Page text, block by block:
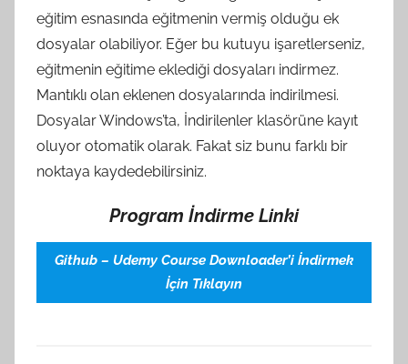
eğitim esnasında eğitmenin vermiş olduğu ek
dosyalar olabiliyor. Eğer bu kutuyu işaretlerseniz,
eğitmenin eğitime eklediği dosyaları indirmez.
Mantıklı olan eklenen dosyalarında indirilmesi.
Dosyalar Windows’ta, İndirilenler klasörüne kayıt
oluyor otomatik olarak. Fakat siz bunu farklı bir
noktaya kaydedebilirsiniz.
Program İndirme Linki
Github – Udemy Course Downloader’i İndirmek
İçin Tıklayın